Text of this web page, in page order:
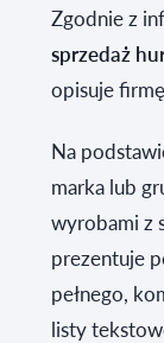
Zgodnie z
sprzedaż
opisuje
Na
marka lub
wyrobami z
prezentuje
pełnego,
listy